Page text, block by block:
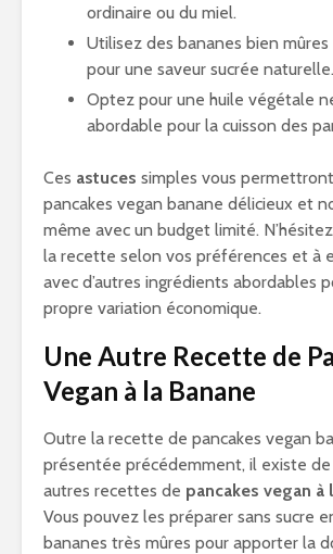
ordinaire ou du miel.
Utilisez des bananes bien
pour une saveur sucrée naturelle.
Optez pour une huile végétale
abordable pour la cuisson des
Ces astuces simples vous
pancakes vegan banane délicieux et
même avec un budget limité.
la recette selon vos préférences et à
avec d’autres ingrédients abordables
propre variation économique.
Une Autre Recette de
Vegan à la Banane
Outre la recette de pancakes vegan
présentée précédemment, il existe
autres recettes de pancakes vegan à
Vous pouvez les préparer sans sucre
bananes très mûres pour apporter la